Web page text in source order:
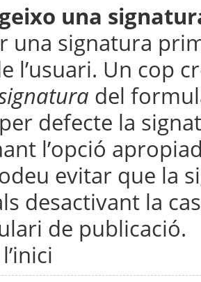
una
una signatura
l’usuari. Un cop
del
defecte la
l’opció
evitar que la
desactivant la
de publicació.